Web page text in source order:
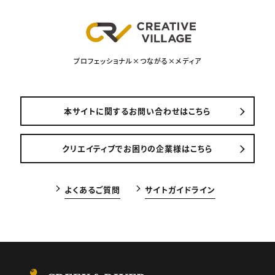
プロフェッショナル×つながる×メディア
本サイトに関するお問い合わせはこちら
クリエイティブでお困りの企業様はこちら
よくあるご質問 サイトガイドライン